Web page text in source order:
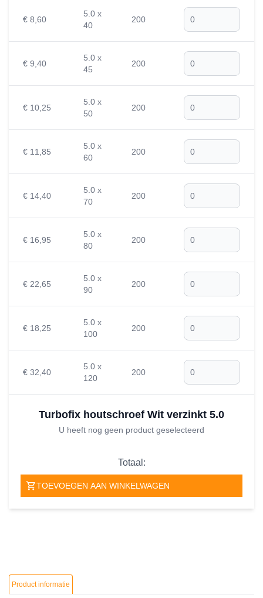
€ 8,60
5.0 x
40
200
€ 9,40
5.0 x
45
200
€ 10,25
5.0 x
50
200
€ 11,85
5.0 x
60
200
€ 14,40
5.0 x
70
200
€ 16,95
5.0 x
80
200
€ 22,65
5.0 x
90
200
€ 18,25
5.0 x
100
200
€ 32,40
5.0 x
120
200
Turbofix houtschroef Wit verzinkt 5.0
U heeft nog geen product geselecteerd
Totaal:
TOEVOEGEN AAN WINKELWAGEN
Product informatie